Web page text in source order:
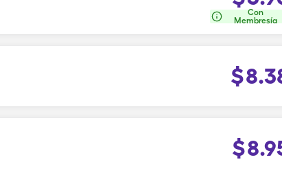
Con
Membresía
$
$